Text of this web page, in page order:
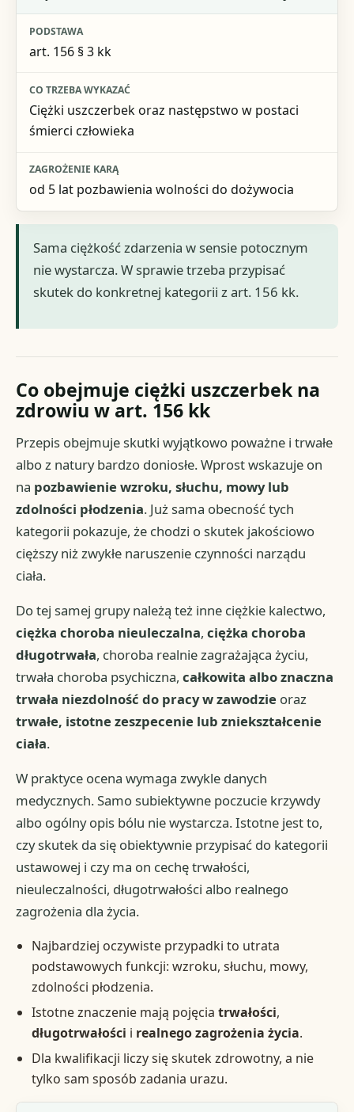
art. 156 § 3 kk
Ciężki uszczerbek oraz następstwo w postaci
śmierci człowieka
od 5 lat pozbawienia wolności do dożywocia
Sama ciężkość zdarzenia w sensie potocznym
nie wystarcza. W sprawie trzeba przypisać
skutek do konkretnej kategorii z art. 156 kk.
Co obejmuje ciężki uszczerbek na
zdrowiu w art. 156 kk
Przepis obejmuje skutki wyjątkowo poważne i trwałe
albo z natury bardzo doniosłe. Wprost wskazuje on
na pozbawienie wzroku, słuchu, mowy lub
zdolności płodzenia. Już sama obecność tych
kategorii pokazuje, że chodzi o skutek jakościowo
cięższy niż zwykłe naruszenie czynności narządu
ciała.
Do tej samej grupy należą też inne ciężkie kalectwo,
ciężka choroba nieuleczalna,ciężka choroba
długotrwała, choroba realnie zagrażająca życiu,
trwała choroba psychiczna,całkowita albo znaczna
trwała niezdolność do pracy w zawodzie oraz
trwałe, istotne zeszpecenie lub zniekształcenie
ciała.
W praktyce ocena wymaga zwykle danych
medycznych. Samo subiektywne poczucie krzywdy
albo ogólny opis bólu nie wystarcza. Istotne jest to,
czy skutek da się obiektywnie przypisać do kategorii
ustawowej i czy ma on cechę trwałości,
nieuleczalności, długotrwałości albo realnego
zagrożenia dla życia.
Najbardziej oczywiste przypadki to utrata
podstawowych funkcji: wzroku, słuchu, mowy,
zdolności płodzenia.
Istotne znaczenie mają pojęcia trwałości,
długotrwałości i realnego zagrożenia życia.
Dla kwalifikacji liczy się skutek zdrowotny, a nie
tylko sam sposób zadania urazu.